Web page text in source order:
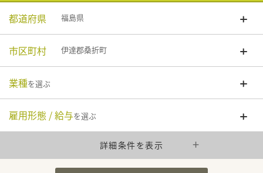
都道府県 福島県
市区町村 伊達郡桑折町
業種を選ぶ
雇用形態 / 給与を選ぶ
詳細条件を表示